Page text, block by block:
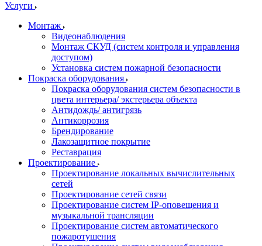
Услуги
Монтаж
Видеонаблюдения
Монтаж СКУД (систем контроля и управления
доступом)
Установка систем пожарной безопасности
Покраска оборудования
Покраска оборудования систем безопасности в
цвета интерьера/ экстерьера объекта
Антидождь/ антигрязь
Антикоррозия
Брендирование
Лакозащитное покрытие
Реставрация
Проектирование
Проектирование локальных вычислительных
сетей
Проектирование сетей связи
Проектирование систем IP-оповещения и
музыкальной трансляции
Проектирование систем автоматического
пожаротушения